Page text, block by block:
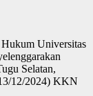
Universitas
Selatan,
12/2024) KKN